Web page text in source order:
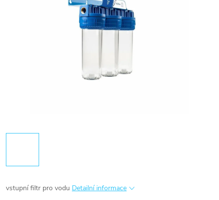
vstupní filtr pro vodu Detailní informace